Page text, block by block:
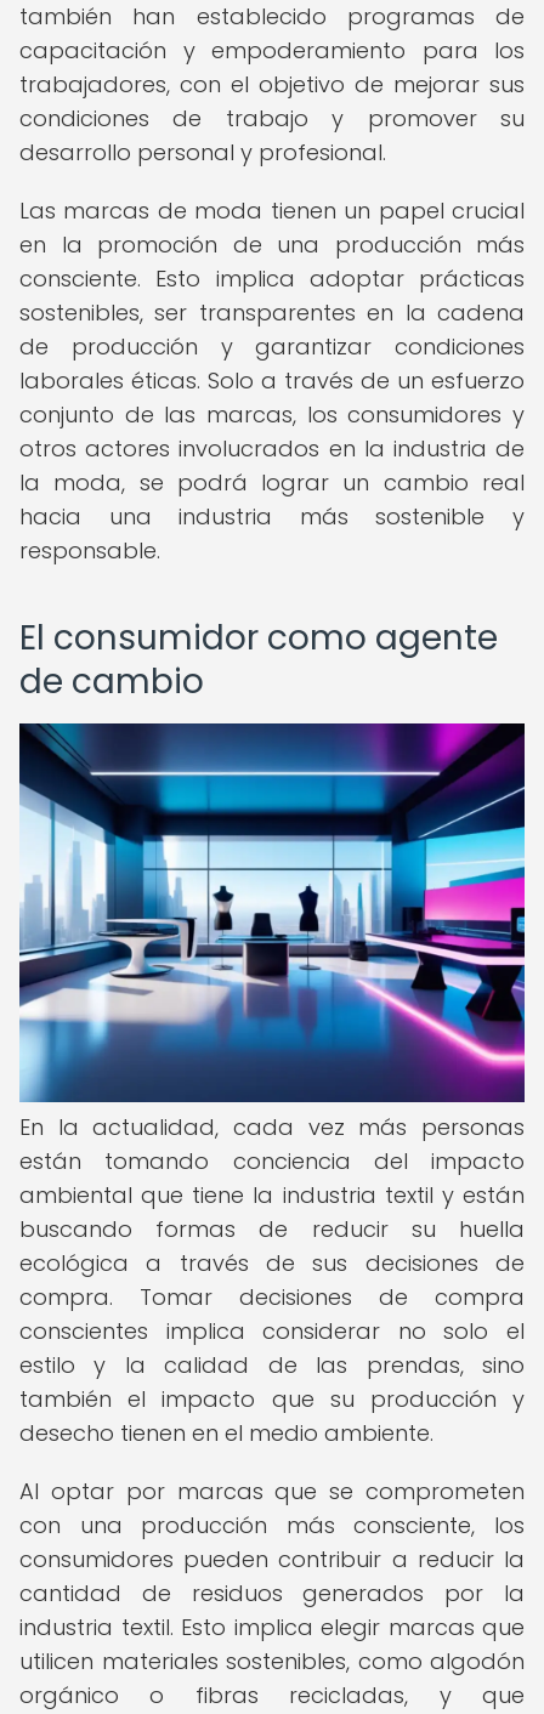
también han establecido programas de
capacitación y empoderamiento para los
trabajadores, con el objetivo de mejorar sus
condiciones de trabajo y promover su
desarrollo personal y profesional.
Las marcas de moda tienen un papel crucial
en la promoción de una producción más
consciente. Esto implica adoptar prácticas
sostenibles, ser transparentes en la cadena
de producción y garantizar condiciones
laborales éticas. Solo a través de un esfuerzo
conjunto de las marcas, los consumidores y
otros actores involucrados en la industria de
la moda, se podrá lograr un cambio real
hacia una industria más sostenible y
responsable.
El consumidor como agente
de cambio
En la actualidad, cada vez más personas
están tomando conciencia del impacto
ambiental que tiene la industria textil y están
buscando formas de reducir su huella
ecológica a través de sus decisiones de
compra. Tomar decisiones de compra
conscientes implica considerar no solo el
estilo y la calidad de las prendas, sino
también el impacto que su producción y
desecho tienen en el medio ambiente.
Al optar por marcas que se comprometen
con una producción más consciente, los
consumidores pueden contribuir a reducir la
cantidad de residuos generados por la
industria textil. Esto implica elegir marcas que
utilicen materiales sostenibles, como algodón
orgánico o fibras recicladas, y que